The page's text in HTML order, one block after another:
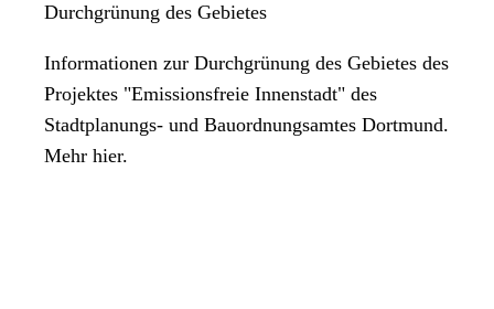
Durchgrünung des Gebietes
Informationen zur Durchgrünung des Gebietes des
Projektes "Emissionsfreie Innenstadt" des
Stadtplanungs- und Bauordnungsamtes Dortmund.
Mehr hier.